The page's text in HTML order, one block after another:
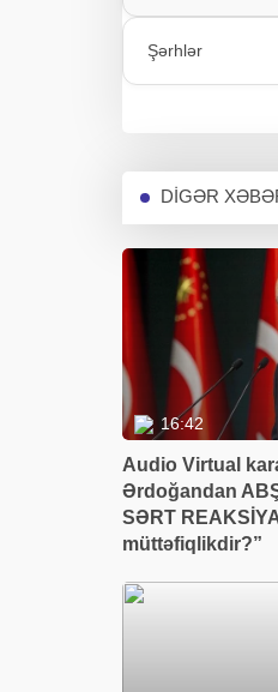
Şərhlər
DİGƏR
16:42
Audio Virtual
Ərdoğandan
SƏRT
müttəfiqlikdir?”